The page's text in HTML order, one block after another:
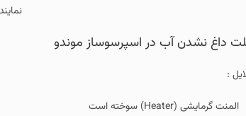
داغ نشدن آب در اسپرسوساز موندو
:
المنت گرمایشی (Heater) سوخته است